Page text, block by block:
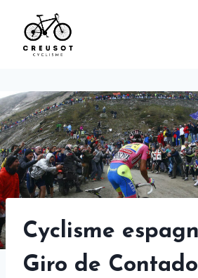
content
Cyclisme
Giro de